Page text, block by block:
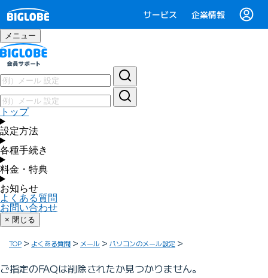
サービス 企業情報
メニュー
トップ
設定方法
各種手続き
料金・特典
お知らせ
よくある質問
お問い合わせ
× 閉じる
TOP よくある質問 メール パソコンのメール設定
ご指定のFAQは削除されたか見つかりません。